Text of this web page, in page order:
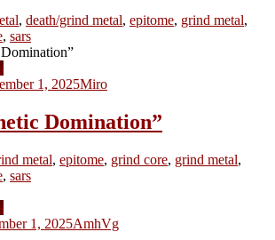
, death/grind metal, epitome, grind metal,
, sars
1, 2025Miro
Domination”
metal, epitome, grind core, grind metal,
, sars
1, 2025AmhVg